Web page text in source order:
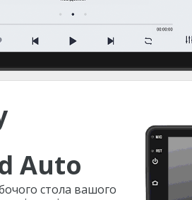
Auto
стола вашого